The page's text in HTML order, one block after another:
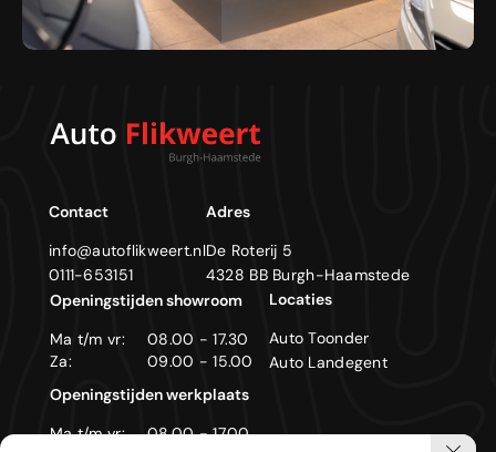
Contact
info@autoflikweert.nl
0111-653151
Adres
De Roterij 5
4328 BB Burgh-Haamstede
Openingstijden showroom
Ma t/m vr:
08.00 - 17.30
Za:
09.00 - 15.00
Openingstijden werkplaats
Ma t/m vr:
08.00 - 17.00
Locaties
Auto Toonder
Auto Landegent